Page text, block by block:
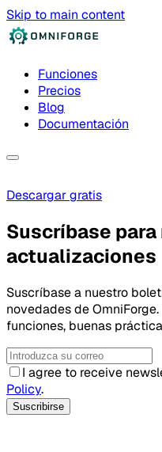
Skip to main content
Funciones
Precios
Blog
Documentación
Descargar gratis
Suscríbase
actualizaciones
Suscríbase a nuestro
novedades de
funciones, buenas
I agree to receive
Policy.
Suscribirse